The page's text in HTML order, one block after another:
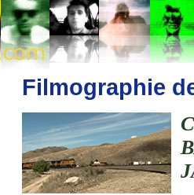
Filmographie